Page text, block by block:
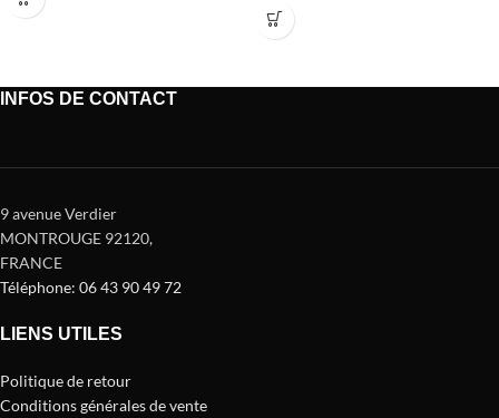
et
INFOS DE CONTACT
9 avenue Verdier
MONTROUGE 92120,
FRANCE
Téléphone: 06 43 90 49 72
LIENS UTILES
Politique de retour
Conditions générales de vente